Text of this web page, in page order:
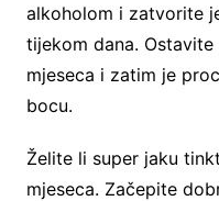
alkoholom i zatvorite
tijekom dana.
mjeseca i zatim je
bocu.
Želite li super jaku
mjeseca. Začepite